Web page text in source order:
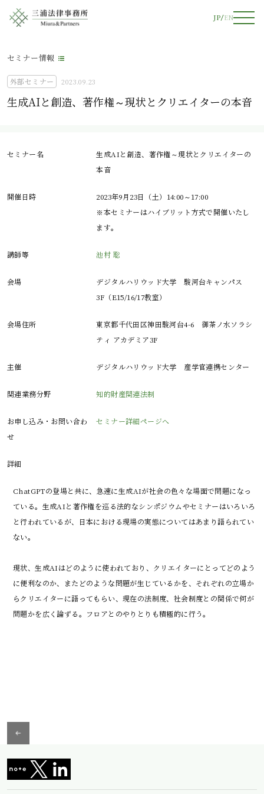
JP EN
セミナー情報
外部セミナー 2023.09.23
生成AIと創造、著作権～現状とクリエイターの本音
セミナー名
生成AIと創造、著作権～現状とクリエイターの
本音
開催日時
2023年9月23日（土）14:00～17:00
※本セミナーはハイブリット方式で開催いたし
ます。
講師等 池村 聡
会場
デジタルハリウッド大学 駿河台キャンパス
3F（E15/16/17教室）
会場住所
東京都千代田区神田駿河台4-6 御茶ノ水ソラシ
ティ アカデミア3F
主催 デジタルハリウッド大学 産学官連携センター
関連業務分野 知的財産関連法制
お申し込み・お問い合わ
せ
セミナー詳細ページへ
詳細
ChatGPTの登場と共に、急速に生成AIが社会の色々な場面で問題になっ
ている。生成AIと著作権を巡る法的なシンポジウムやセミナーはいろいろ
と行われているが、日本における現場の実態についてはあまり語られてい
ない。
現状、生成AIはどのように使われており、クリエイターにとってどのよう
に便利なのか、またどのような問題が生じているかを、それぞれの立場か
らクリエイターに語ってもらい、現在の法制度、社会制度との関係で何が